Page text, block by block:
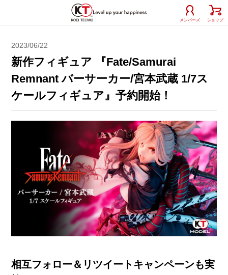
メンバーズ ショップ
2023/06/22
新作フィギュア 『Fate/Samurai
Remnant バーサーカー/宮本武蔵 1/7ス
ケールフィギュア』予約開始！
相互フォロー＆リツイートキャンペーンも実